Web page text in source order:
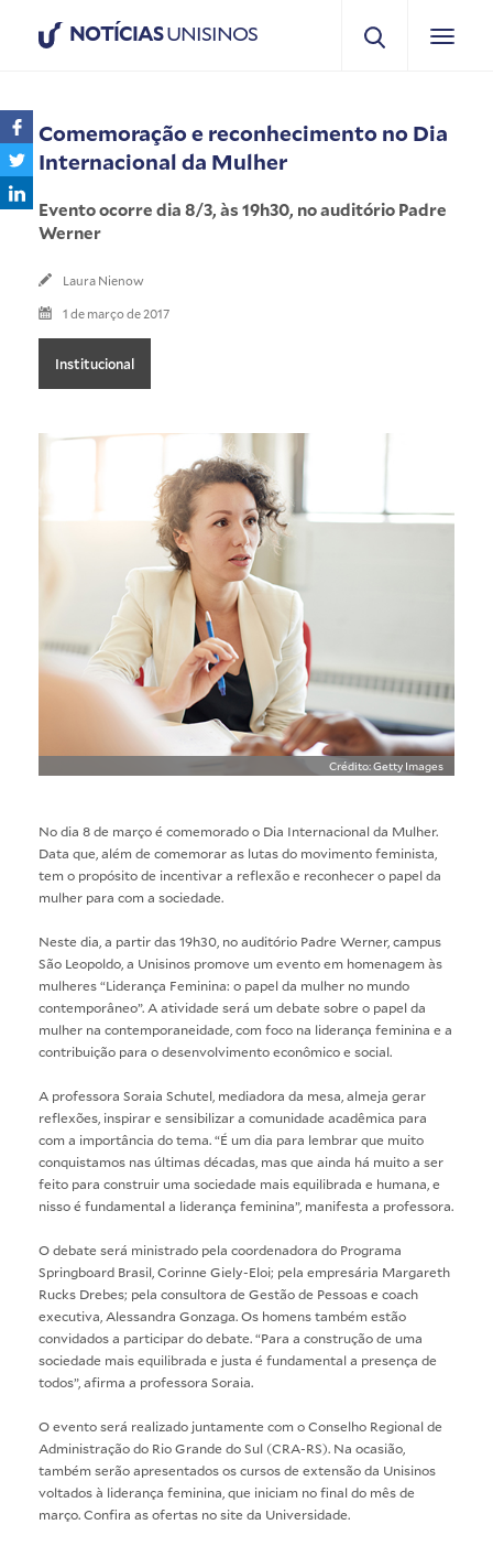
NOTÍCIASUNISINOS
Comemoração e reconhecimento no Dia
Internacional da Mulher
Evento ocorre dia 8/3, às 19h30, no auditório Padre
Werner
Laura Nienow
1 de março de 2017
Institucional
Crédito: Getty Images
No dia 8 de março é comemorado o Dia Internacional da Mulher.
Data que, além de comemorar as lutas do movimento feminista,
tem o propósito de incentivar a reflexão e reconhecer o papel da
mulher para com a sociedade.
Neste dia, a partir das 19h30, no auditório Padre Werner, campus
São Leopoldo, a Unisinos promove um evento em homenagem às
mulheres “Liderança Feminina: o papel da mulher no mundo
contemporâneo”. A atividade será um debate sobre o papel da
mulher na contemporaneidade, com foco na liderança feminina e a
contribuição para o desenvolvimento econômico e social.
A professora Soraia Schutel, mediadora da mesa, almeja gerar
reflexões, inspirar e sensibilizar a comunidade acadêmica para
com a importância do tema. “É um dia para lembrar que muito
conquistamos nas últimas décadas, mas que ainda há muito a ser
feito para construir uma sociedade mais equilibrada e humana, e
nisso é fundamental a liderança feminina”, manifesta a professora.
O debate será ministrado pela coordenadora do Programa
Springboard Brasil, Corinne Giely-Eloi; pela empresária Margareth
Rucks Drebes; pela consultora de Gestão de Pessoas e coach
executiva, Alessandra Gonzaga. Os homens também estão
convidados a participar do debate. “Para a construção de uma
sociedade mais equilibrada e justa é fundamental a presença de
todos”, afirma a professora Soraia.
O evento será realizado juntamente com o Conselho Regional de
Administração do Rio Grande do Sul (CRA-RS). Na ocasião,
também serão apresentados os cursos de extensão da Unisinos
voltados à liderança feminina, que iniciam no final do mês de
março. Confira as ofertas nosite da Universidade.